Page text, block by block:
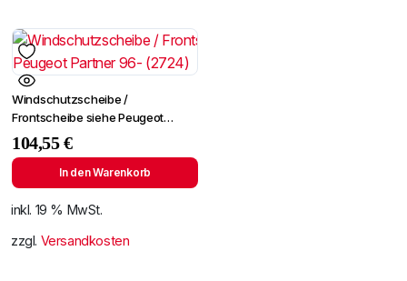
Windschutzscheibe /
Frontscheibe siehe Peugeot
Partner 96- (2724)
104,55€
In den Warenkorb
inkl. 19 % MwSt.
zzgl. Versandkosten